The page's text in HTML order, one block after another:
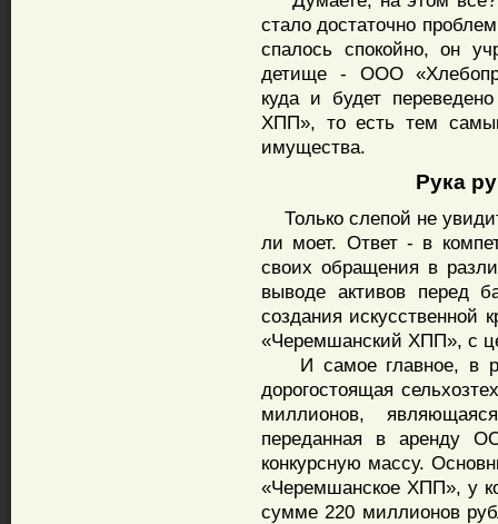
стало достаточно
спалось спокойно, он
детище - ООО
куда и будет
ХПП», то есть тем
имущества.
Рука
Только слепой не
ли моет. Ответ - в
своих обращения в
выводе активов перед
создания искусственной
«Черемшанский ХПП», с
И самое главное, в
дорогостоящая
миллионов,
переданная в аренду
конкурсную массу.
«Черемшанское ХПП», у
сумме 220 миллионов